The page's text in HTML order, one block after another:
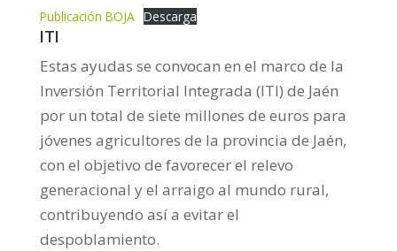
Publicación BOJA Descarga
ITI
Estas ayudas se convocan en el marco de la
Inversión Territorial Integrada (ITI) de Jaén
por un total de siete millones de euros para
jóvenes agricultores de la provincia de Jaén,
con el objetivo de favorecer el relevo
generacional y el arraigo al mundo rural,
contribuyendo así a evitar el
despoblamiento.